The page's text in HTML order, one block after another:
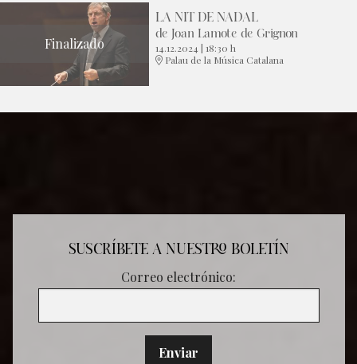
Finalizado
LA NIT DE NADAL
de Joan Lamote de Grignon
14.12.2024 | 18:30 h
Palau de la Música Catalana
SUSCRÍBETE A NUESTRO BOLETÍN
Correo electrónico: